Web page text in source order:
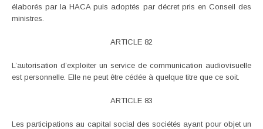
élaborés par la HACA puis adoptés par décret pris en Conseil des
ministres.
ARTICLE 82
L’autorisation d’exploiter un service de communication audiovisuelle
est personnelle. Elle ne peut être cédée à quelque titre que ce soit.
ARTICLE 83
Les participations au capital social des sociétés ayant pour objet un